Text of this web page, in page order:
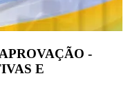
-
E